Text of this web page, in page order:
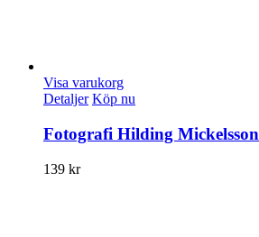
Visa varukorg
Detaljer Köp nu
Fotografi Hilding Mickelsson
139 kr